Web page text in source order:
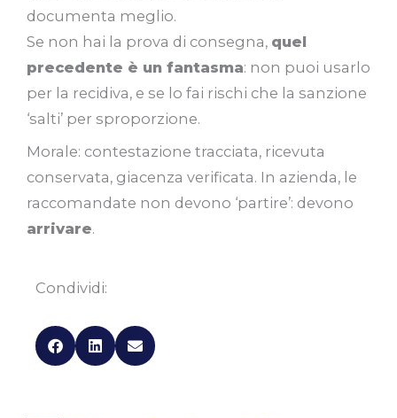
documenta meglio.
Se non hai la prova di consegna, quel
precedente è un fantasma: non puoi usarlo
per la recidiva, e se lo fai rischi che la sanzione
‘salti’ per sproporzione.
Morale: contestazione tracciata, ricevuta
conservata, giacenza verificata. In azienda, le
raccomandate non devono ‘partire’: devono
arrivare.
Condividi: